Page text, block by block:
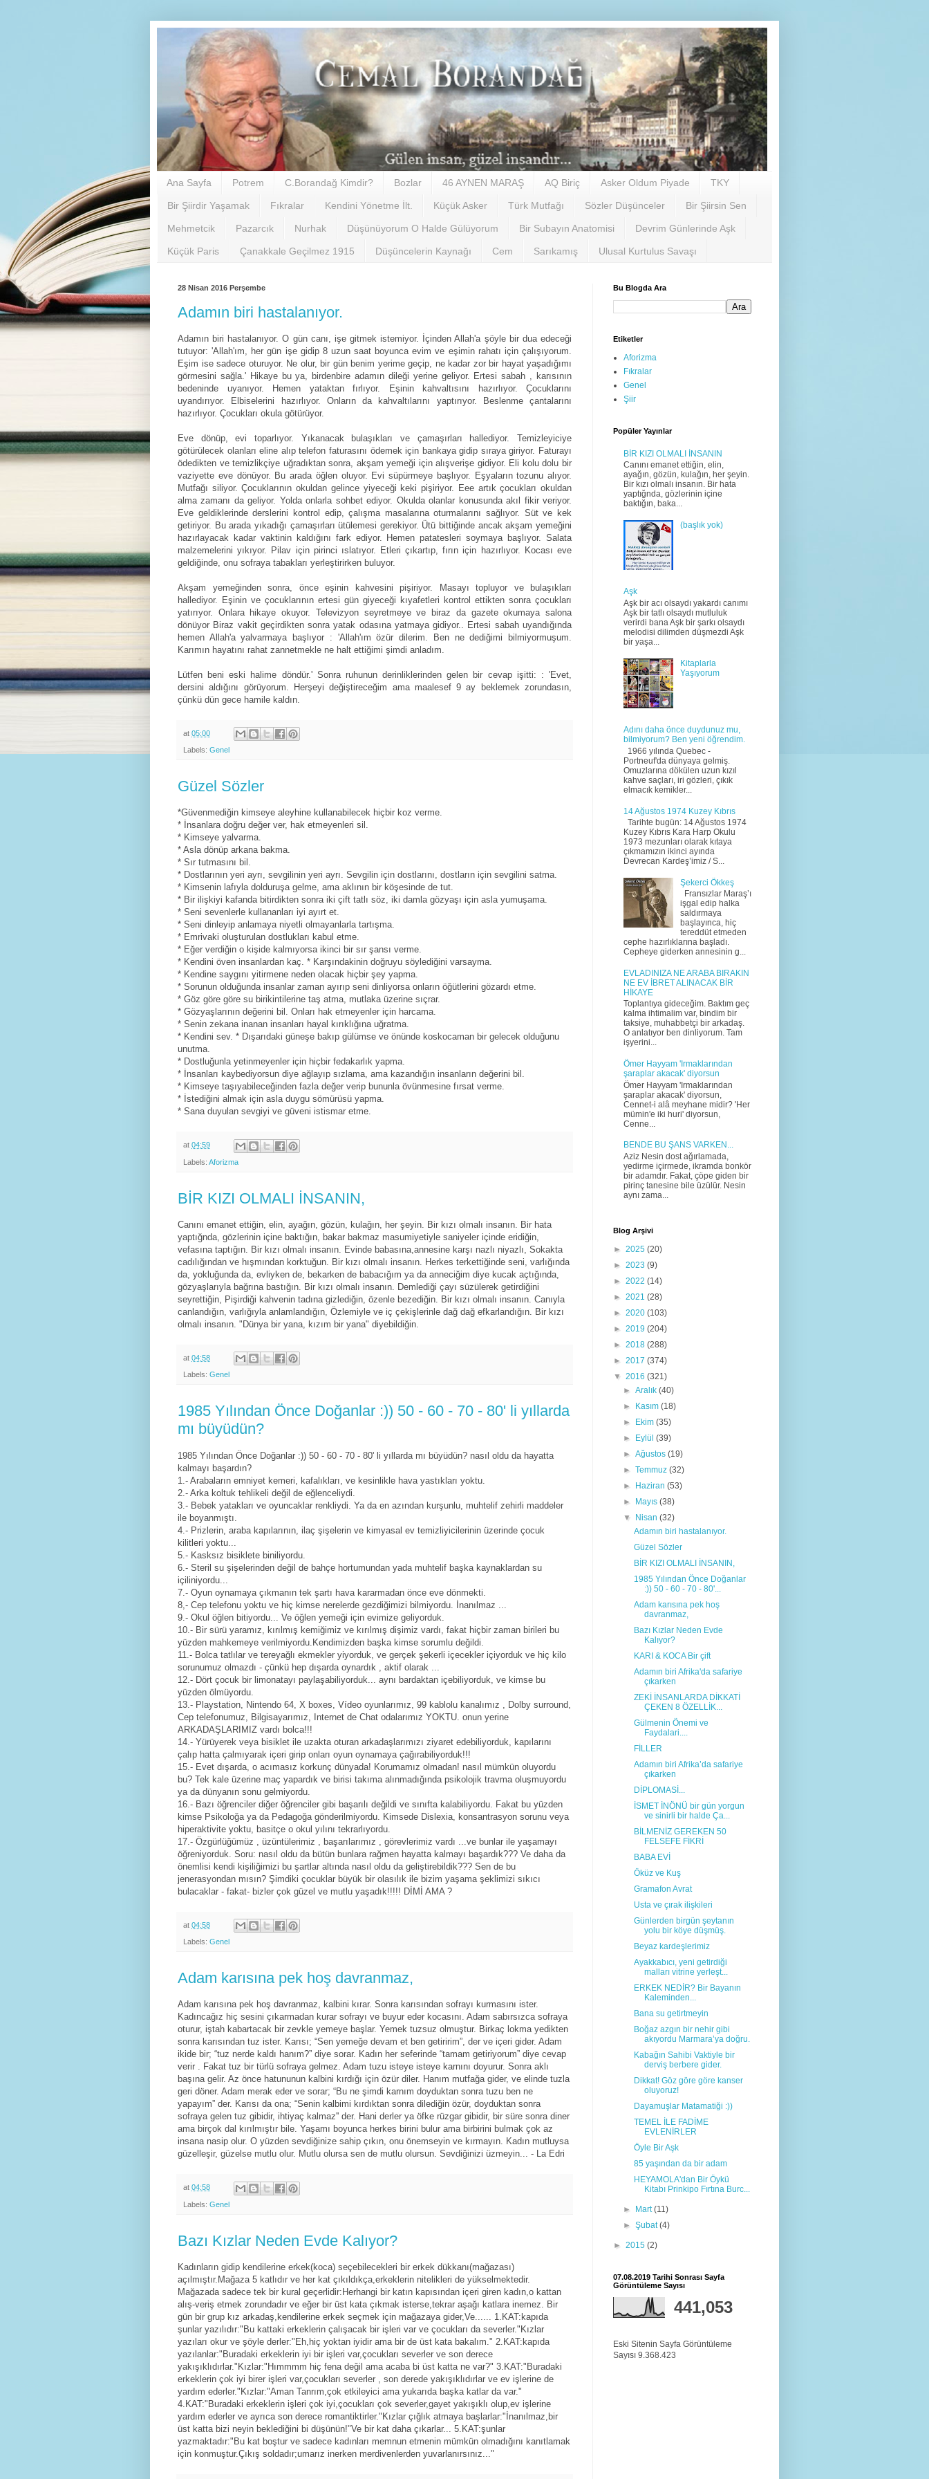
Ana Sayfa Potrem C.Borandağ Kimdir? Bozlar 46 AYNEN MARAŞ AQ Biriç Asker Oldum Piyade TKY
Bir Şiirdir Yaşamak Fıkralar Kendini Yönetme İlt. Küçük Asker Türk Mutfağı Sözler Düşünceler Bir Şiirsin Sen
Mehmetcik Pazarcık Nurhak Düşünüyorum O Halde Gülüyorum Bir Subayın Anatomisi Devrim Günlerinde Aşk
Küçük Paris Çanakkale Geçilmez 1915 Düşüncelerin Kaynağı Cem Sarıkamış Ulusal Kurtulus Savaşı
28 Nisan 2016 Perşembe
Adamın biri hastalanıyor.
Adamın biri hastalanıyor. O gün canı, işe gitmek istemiyor. İçinden Allah'a şöyle bir dua edeceği
tutuyor: 'Allah'ım, her gün işe gidip 8 uzun saat boyunca evim ve eşimin rahatı için çalışıyorum.
Eşim ise sadece oturuyor. Ne olur, bir gün benim yerime geçip, ne kadar zor bir hayat yaşadığımı
görmesini sağla.' Hikaye bu ya, birdenbire adamın dileği yerine geliyor. Ertesi sabah , karısının
bedeninde uyanıyor. Hemen yataktan fırlıyor. Eşinin kahvaltısını hazırlıyor. Çocuklarını
uyandırıyor. Elbiselerini hazırlıyor. Onların da kahvaltılarını yaptırıyor. Beslenme çantalarını
hazırlıyor. Çocukları okula götürüyor.
Eve dönüp, evi toparlıyor. Yıkanacak bulaşıkları ve çamaşırları hallediyor. Temizleyiciye
götürülecek olanları eline alıp telefon faturasını ödemek için bankaya gidip sıraya giriyor. Faturayı
ödedikten ve temizlikçiye uğradıktan sonra, akşam yemeği için alışverişe gidiyor. Eli kolu dolu bir
vaziyette eve dönüyor. Bu arada öğlen oluyor. Evi süpürmeye başlıyor. Eşyaların tozunu alıyor.
Mutfağı siliyor. Çocuklarının okuldan gelince yiyeceği keki pişiriyor. Eee artık çocukları okuldan
alma zamanı da geliyor. Yolda onlarla sohbet ediyor. Okulda olanlar konusunda akıl fikir veriyor.
Eve geldiklerinde derslerini kontrol edip, çalışma masalarına oturmalarını sağlıyor. Süt ve kek
getiriyor. Bu arada yıkadığı çamaşırları ütülemesi gerekiyor. Ütü bittiğinde ancak akşam yemeğini
hazırlayacak kadar vaktinin kaldığını fark ediyor. Hemen patatesleri soymaya başlıyor. Salata
malzemelerini yıkıyor. Pilav için pirinci ıslatıyor. Etleri çıkartıp, fırın için hazırlıyor. Kocası eve
geldiğinde, onu sofraya tabakları yerleştirirken buluyor.
Akşam yemeğinden sonra, önce eşinin kahvesini pişiriyor. Masayı topluyor ve bulaşıkları
hallediyor. Eşinin ve çocuklarının ertesi gün giyeceği kıyafetleri kontrol ettikten sonra çocukları
yatırıyor. Onlara hikaye okuyor. Televizyon seyretmeye ve biraz da gazete okumaya salona
dönüyor Biraz vakit geçirdikten sonra yatak odasına yatmaya gidiyor.. Ertesi sabah uyandığında
hemen Allah'a yalvarmaya başlıyor : 'Allah'ım özür dilerim. Ben ne dediğimi bilmiyormuşum.
Karımın hayatını rahat zannetmekle ne halt ettiğimi şimdi anladım.
Lütfen beni eski halime döndür.' Sonra ruhunun derinliklerinden gelen bir cevap işitti: : 'Evet,
dersini aldığını görüyorum. Herşeyi değiştireceğim ama maalesef 9 ay beklemek zorundasın,
çünkü dün gece hamile kaldın.
at 05:00
Labels: Genel
Güzel Sözler
*Güvenmediğin kimseye aleyhine kullanabilecek hiçbir koz verme.
* İnsanlara doğru değer ver, hak etmeyenleri sil.
* Kimseye yalvarma.
* Asla dönüp arkana bakma.
* Sır tutmasını bil.
* Dostlarının yeri ayrı, sevgilinin yeri ayrı. Sevgilin için dostlarını, dostların için sevgilini satma.
* Kimsenin lafıyla dolduruşa gelme, ama aklının bir köşesinde de tut.
* Bir ilişkiyi kafanda bitirdikten sonra iki çift tatlı söz, iki damla gözyaşı için asla yumuşama.
* Seni sevenlerle kullananları iyi ayırt et.
* Seni dinleyip anlamaya niyetli olmayanlarla tartışma.
* Emrivaki oluşturulan dostlukları kabul etme.
* Eğer verdiğin o kişide kalmıyorsa ikinci bir sır şansı verme.
* Kendini öven insanlardan kaç. * Karşındakinin doğruyu söylediğini varsayma.
* Kendine saygını yitirmene neden olacak hiçbir şey yapma.
* Sorunun olduğunda insanlar zaman ayırıp seni dinliyorsa onların öğütlerini gözardı etme.
* Göz göre göre su birikintilerine taş atma, mutlaka üzerine sıçrar.
* Gözyaşlarının değerini bil. Onları hak etmeyenler için harcama.
* Senin zekana inanan insanları hayal kırıklığına uğratma.
* Kendini sev. * Dışarıdaki güneşe bakıp gülümse ve önünde koskocaman bir gelecek olduğunu
unutma.
* Dostluğunla yetinmeyenler için hiçbir fedakarlık yapma.
* İnsanları kaybediyorsun diye ağlayıp sızlama, ama kazandığın insanların değerini bil.
* Kimseye taşıyabileceğinden fazla değer verip bununla övünmesine fırsat verme.
* İstediğini almak için asla duygu sömürüsü yapma.
* Sana duyulan sevgiyi ve güveni istismar etme.
at 04:59
Labels: Aforizma
BİR KIZI OLMALI İNSANIN,
Canını emanet ettiğin, elin, ayağın, gözün, kulağın, her şeyin. Bir kızı olmalı insanın. Bir hata
yaptığnda, gözlerinin içine baktığın, bakar bakmaz masumiyetiyle saniyeler içinde eridiğin,
vefasına taptığın. Bir kızı olmalı insanın. Evinde babasına,annesine karşı nazlı niyazlı, Sokakta
cadılığından ve hışmından korktuğun. Bir kızı olmalı insanın. Herkes terkettiğinde seni, varlığında
da, yokluğunda da, evliyken de, bekarken de babacığım ya da anneciğim diye kucak açtığında,
gözyaşlarıyla bağrına bastığın. Bir kızı olmalı insanın. Demlediği çayı süzülerek getirdiğini
seyrettiğin, Pişirdiği kahvenin tadına gizlediğin, özenle bezediğin. Bir kızı olmalı insanın. Canıyla
canlandığın, varlığıyla anlamlandığın, Özlemiyle ve iç çekişlerinle dağ dağ efkarlandığın. Bir kızı
olmalı insanın. "Dünya bir yana, kızım bir yana" diyebildiğin.
at 04:58
Labels: Genel
1985 Yılından Önce Doğanlar :)) 50 - 60 - 70 - 80' li yıllarda
mı büyüdün?
1985 Yılından Önce Doğanlar :)) 50 - 60 - 70 - 80' li yıllarda mı büyüdün? nasıl oldu da hayatta
kalmayı başardın?
1.- Arabaların emniyet kemeri, kafalıkları, ve kesinlikle hava yastıkları yoktu.
2.- Arka koltuk tehlikeli değil de eğlenceliydi.
3.- Bebek yatakları ve oyuncaklar renkliydi. Ya da en azından kurşunlu, muhtelif zehirli maddeler
ile boyanmıştı.
4.- Prizlerin, araba kapılarının, ilaç şişelerin ve kimyasal ev temizliyicilerinin üzerinde çocuk
kilitleri yoktu...
5.- Kasksız bisiklete biniliyordu.
6.- Steril su şişelerinden değil de bahçe hortumundan yada muhtelif başka kaynaklardan su
içiliniyordu...
7.- Oyun oynamaya çıkmanın tek şartı hava kararmadan önce eve dönmekti.
8,- Cep telefonu yoktu ve hiç kimse nerelerde gezdiğimizi bilmiyordu. İnanılmaz ...
9.- Okul öğlen bitiyordu... Ve öğlen yemeği için evimize geliyorduk.
10.- Bir sürü yaramız, kırılmış kemiğimiz ve kırılmış dişimiz vardı, fakat hiçbir zaman birileri bu
yüzden mahkemeye verilmiyordu.Kendimizden başka kimse sorumlu değildi.
11.- Bolca tatlılar ve tereyağlı ekmekler yiyorduk, ve gerçek şekerli içecekler içiyorduk ve hiç kilo
sorunumuz olmazdı - çünkü hep dışarda oynardık , aktif olarak ...
12.- Dört çocuk bir limonatayı paylaşabiliyorduk... aynı bardaktan içebiliyorduk, ve kimse bu
yüzden ölmüyordu.
13.- Playstation, Nintendo 64, X boxes, Vídeo oyunlarımız, 99 kablolu kanalımız , Dolby surround,
Cep telefonumuz, Bilgisayarımız, Internet de Chat odalarımız YOKTU. onun yerine
ARKADAŞLARIMIZ vardı bolca!!!
14.- Yürüyerek veya bisiklet ile uzakta oturan arkadaşlarımızı ziyaret edebiliyorduk, kapılarını
çalıp hatta çalmıyarak içeri girip onları oyun oynamaya çağırabiliyorduk!!!
15.- Evet dışarda, o acımasız korkunç dünyada! Korumamız olmadan! nasıl mümkün oluyordu
bu? Tek kale üzerine maç yapardık ve birisi takıma alınmadığında psikolojik travma oluşmuyordu
ya da dünyanın sonu gelmiyordu.
16.- Bazı öğrenciler diğer öğrenciler gibi başarılı değildi ve sınıfta kalabiliyordu. Fakat bu yüzden
kimse Psikoloğa ya da Pedagoğa gönderilmiyordu. Kimsede Dislexia, konsantrasyon sorunu veya
hiperaktivite yoktu, basitçe o okul yılını tekrarlıyordu.
17.- Özgürlüğümüz , üzüntülerimiz , başarılarımız , görevlerimiz vardı ...ve bunlar ile yaşamayı
öğreniyorduk. Soru: nasıl oldu da bütün bunlara rağmen hayatta kalmayı başardık??? Ve daha da
önemlisi kendi kişiliğimizi bu şartlar altında nasıl oldu da geliştirebildik??? Sen de bu
jenerasyondan mısın? Şimdiki çocuklar büyük bir olasılık ile bizim yaşama şeklimizi sıkıcı
bulacaklar - fakat- bizler çok güzel ve mutlu yaşadık!!!!! DİMİ AMA ?
at 04:58
Labels: Genel
Adam karısına pek hoş davranmaz,
Adam karısına pek hoş davranmaz, kalbini kırar. Sonra karısından sofrayı kurmasını ister.
Kadıncağız hiç sesini çıkarmadan kurar sofrayı ve buyur eder kocasını. Adam sabırsızca sofraya
oturur, iştah kabartacak bir zevkle yemeye başlar. Yemek tuzsuz olmuştur. Birkaç lokma yedikten
sonra karısından tuz ister. Karısı; “Sen yemeğe devam et ben getiririm”, der ve içeri gider. Adam
ikide bir; “tuz nerde kaldı hanım?” diye sorar. Kadın her seferinde “tamam getiriyorum” diye cevap
verir . Fakat tuz bir türlü sofraya gelmez. Adam tuzu isteye isteye karnını doyurur. Sonra aklı
başına gelir. Az önce hatununun kalbini kırdığı için özür diler. Hanım mutfağa gider, ve elinde tuzla
geri döner. Adam merak eder ve sorar; “Bu ne şimdi karnım doyduktan sonra tuzu ben ne
yapayım” der. Karısı da ona; “Senin kalbimi kırdıktan sonra dilediğin özür, doyduktan sonra
sofraya gelen tuz gibidir, ihtiyaç kalmaz'' der. Hani derler ya öfke rüzgar gibidir, bir süre sonra diner
ama birçok dal kırılmıştır bile. Yaşamı boyunca herkes birini bulur ama birbirini bulmak çok az
insana nasip olur. O yüzden sevdiğinize sahip çıkın, onu önemseyin ve kırmayın. Kadın mutluysa
güzelleşir, güzelse mutlu olur. Mutlu olursa sen de mutlu olursun. Sevdiğinizi üzmeyin... - La Edri
at 04:58
Labels: Genel
Bazı Kızlar Neden Evde Kalıyor?
Kadınların gidip kendilerine erkek(koca) seçebilecekleri bir erkek dükkanı(mağazası)
açılmıştır.Mağaza 5 katlıdır ve her kat çıkıldıkça,erkeklerin nitelikleri de yükselmektedir.
Mağazada sadece tek bir kural geçerlidir:Herhangi bir katın kapısından içeri giren kadın,o kattan
alış-veriş etmek zorundadır ve eğer bir üst kata çıkmak isterse,tekrar aşağı katlara inemez. Bir
gün bir grup kız arkadaş,kendilerine erkek seçmek için mağazaya gider,Ve...... 1.KAT:kapıda
şunlar yazılıdır:"Bu kattaki erkeklerin çalışacak bir işleri var ve çocukları da severler."Kızlar
yazıları okur ve şöyle derler:"Eh,hiç yoktan iyidir ama bir de üst kata bakalım." 2.KAT:kapıda
yazılanlar:"Buradaki erkeklerin iyi bir işleri var,çocukları severler ve son derece
yakışıklıdırlar."Kızlar:"Hımmmm hiç fena değil ama acaba bi üst katta ne var?" 3.KAT:"Buradaki
erkeklerin çok iyi birer işleri var,çocukları severler , son derede yakışıklıdırlar ve ev işlerine de
yardım ederler."Kızlar:"Aman Tanrım,çok etkileyici ama yukarıda başka katlar da var."
4.KAT:"Buradaki erkeklerin işleri çok iyi,çocukları çok severler,gayet yakışıklı olup,ev işlerine
yardım ederler ve ayrıca son derece romantiktirler."Kızlar çığlık atmaya başlarlar:"İnanılmaz,bir
üst katta bizi neyin beklediğini bi düşünün!"Ve bir kat daha çıkarlar... 5.KAT:şunlar
yazmaktadır:"Bu kat boştur ve sadece kadınları memnun etmenin mümkün olmadığını kanıtlamak
için konmuştur.Çıkış soldadır;umarız inerken merdivenlerden yuvarlanırsınız..."
Bu Blogda Ara
Etiketler
Aforizma
Fıkralar
Genel
Şiir
Popüler Yayınlar
BİR KIZI OLMALI İNSANIN
Canını emanet ettiğin, elin,
ayağın, gözün, kulağın, her şeyin.
Bir kızı olmalı insanın. Bir hata
yaptığnda, gözlerinin içine
baktığın, baka...
(başlık yok)
Aşk
Aşk bir acı olsaydı yakardı canımı
Aşk bir tatlı olsaydı mutluluk
verirdi bana Aşk bir şarkı olsaydı
melodisi dilimden düşmezdi Aşk
bir yaşa...
Kitaplarla
Yaşıyorum
Adını daha önce duydunuz mu,
bilmiyorum? Ben yeni öğrendim.
1966 yılında Quebec -
Portneuf'da dünyaya gelmiş.
Omuzlarına dökülen uzun kızıl
kahve saçları, iri gözleri, çıkık
elmacık kemikler...
14 Ağustos 1974 Kuzey Kıbrıs
Tarihte bugün: 14 Ağustos 1974
Kuzey Kıbrıs Kara Harp Okulu
1973 mezunları olarak kıtaya
çıkmamızın ikinci ayında
Devrecan Kardeş’imiz / S...
Şekerci Ökkeş
Fransızlar Maraş’ı
işgal edip halka
saldırmaya
başlayınca, hiç
tereddüt etmeden
cephe hazırlıklarına başladı.
Cepheye giderken annesinin g...
EVLADINIZA NE ARABA BIRAKIN
NE EV İBRET ALINACAK BİR
HİKAYE
Toplantıya gideceğim. Baktım geç
kalma ihtimalim var, bindim bir
taksiye, muhabbetçi bir arkadaş.
O anlatıyor ben dinliyorum. Tam
işyerini...
Ömer Hayyam 'Irmaklarından
şaraplar akacak' diyorsun
Ömer Hayyam 'Irmaklarından
şaraplar akacak' diyorsun,
Cennet-i alâ meyhane midir? 'Her
mümin'e iki huri' diyorsun,
Cenne...
BENDE BU ŞANS VARKEN...
Aziz Nesin dost ağırlamada,
yedirme içirmede, ikramda bonkör
bir adamdır. Fakat, çöpe giden bir
pirinç tanesine bile üzülür. Nesin
aynı zama...
Blog Arşivi
► 2025 (20)
► 2023 (9)
► 2022 (14)
► 2021 (28)
► 2020 (103)
► 2019 (204)
► 2018 (288)
► 2017 (374)
▼ 2016 (321)
►Aralık(40)
►
Kasım(18)
►
Ekim(35)
►
Eylül(39)
►Ağustos(19)
►Temmuz(32)
►
Haziran(53)
►
Mayıs(38)
▼
Nisan(32)
Adamın biri hastalanıyor.
Güzel Sözler
BİR KIZI OLMALI İNSANIN,
1985 Yılından Önce Doğanlar
:)) 50 - 60 - 70 - 80'...
Adam karısına pek hoş
davranmaz,
Bazı Kızlar Neden Evde
Kalıyor?
KARI & KOCA Bir çift
Adamın biri Afrika'da safariye
çıkarken
ZEKİ İNSANLARDA DİKKATİ
ÇEKEN 8 ÖZELLİK...
Gülmenin Önemi ve
Faydalari....
FİLLER
Adamın biri Afrika’da safariye
çıkarken
DİPLOMASİ...
İSMET İNÖNÜ bir gün yorgun
ve sinirli bir halde Ça...
BİLMENİZ GEREKEN 50
FELSEFE FİKRİ
BABA EVİ
Öküz ve Kuş
Gramafon Avrat
Usta ve çırak ilişkileri
Günlerden birgün şeytanın
yolu bir köye düşmüş.
Beyaz kardeşlerimiz
Ayakkabıcı, yeni getirdiği
malları vitrine yerleşt...
ERKEK NEDİR? Bir Bayanın
Kaleminden...
Bana su getirtmeyin
Boğaz azgın bir nehir gibi
akıyordu Marmara’ya doğru.
Kabağın Sahibi Vaktiyle bir
derviş berbere gider.
Dikkat! Göz göre göre kanser
oluyoruz!
Dayamuşlar Matamatiği :))
TEMEL İLE FADİME
EVLENİRLER
Öyle Bir Aşk
85 yaşından da bir adam
HEYAMOLA'dan Bir Öykü
Kitabı Prinkipo Fırtına Burc...
► Mart(11)
►Şubat(4)
► 2015 (2)
07.08.2019 Tarihi Sonrası Sayfa
Görüntüleme Sayısı
441,053
Eski Sitenin Sayfa Görüntüleme
Sayısı 9.368.423